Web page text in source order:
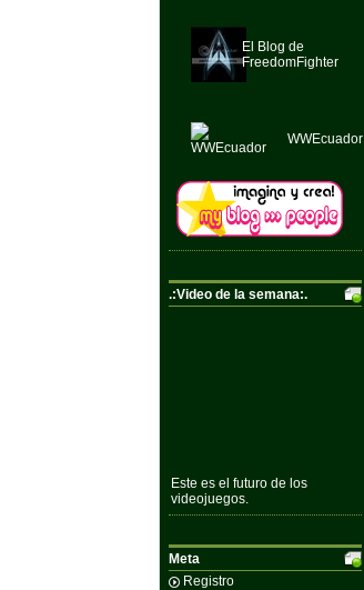
El Blog de
FreedomFighter
WWEcuador
.:Video de la semana:.
Este es el futuro de los
videojuegos.
Meta
Registro